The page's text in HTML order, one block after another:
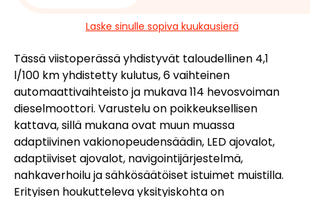
Laske sinulle sopiva kuukausierä
Tässä viistoperässä yhdistyvät taloudellinen 4,1
l/100 km yhdistetty kulutus, 6 vaihteinen
automaattivaihteisto ja mukava 114 hevosvoiman
dieselmoottori. Varustelu on poikkeuksellisen
kattava, sillä mukana ovat muun muassa
adaptiivinen vakionopeudensäädin, LED ajovalot,
adaptiiviset ajovalot, navigointijärjestelmä,
nahkaverhoilu ja sähkösäätöiset istuimet muistilla.
Erityisen houkutteleva yksityiskohta on